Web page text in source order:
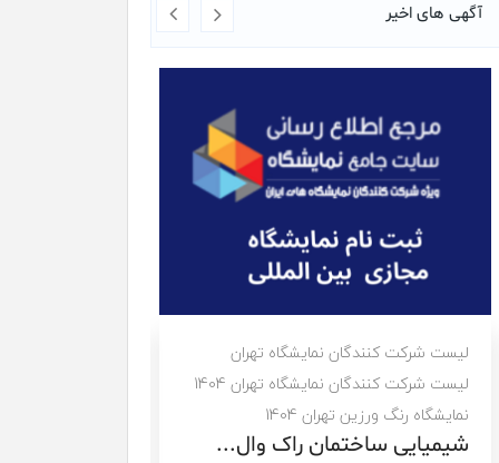
آگهی های اخیر
لیست شرکت کنندگان نمایشگاه تهران
لیست شرکت کنندگان نمایشگاه تهران 1404
نمایشگاه رنگ ورزین تهران 1404
شیمیایی ساختمان راک وال...